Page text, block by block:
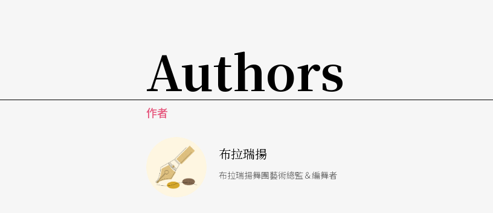
是這麼重要，也從來沒有想過我會在演出中講客家話。所以我非常感謝我的阿婆，因為她從小跟
我說母語，讓我知道原來會講母語是這麼重要的事情。」在《路吶》的段落中，王傑分享他打獵
的經驗，原來是開心傳達原住民狩獵文化之重要，結果兩人因文化上的認知差異而發生口角，小
志最後丟下一句：「連你自己的族語都不會講，還跟我講什麼傳承文化！」讓王傑當場語塞，而
許庭瑋，彰化人。他沒有講英文，而是以流利的閩南話自我介紹，我在旁邊聽的也特別感動。無
關觀眾是否聽懂，看著其他舞者都用自己的族語問候，他當然也要用他最熟悉的語言分享他在馬
Authors
作者
布拉瑞揚
布拉瑞揚舞團藝術總監＆編舞者